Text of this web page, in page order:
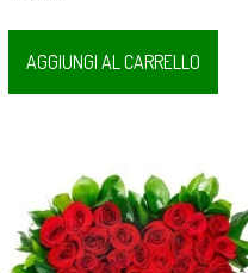
AGGIUNGI AL CARRELLO